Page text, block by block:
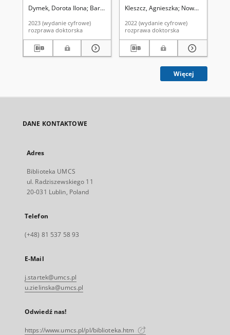
przypadku wybranych
lubelskiego położonych
w parkach
krajobrazowych
Dymek, Dorota Ilona Baran-Zgłobicka, Bogusława. Promotor
2023 (wydanie cyfrowe)
rozprawa doktorska
zastosowaniem modeli
Kleszcz, Agnieszka Nowak, Ewa.
2022 (wydanie cyfrowe)
rozprawa doktorska
Więcej
DANE KONTAKTOWE
Adres
Biblioteka UMCS
ul. Radziszewskiego 11
20-031 Lublin, Poland
Telefon
(+48) 81 537 58 93
E-Mail
j.startek@umcs.pl
u.zielinska@umcs.pl
Odwiedź nas!
https://www.umcs.pl/pl/biblioteka.htm